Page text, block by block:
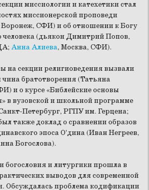
миссиологии и катехетики стал
миссионерской проповеди
Воронеж, СФИ) и об отношении к Богу
(дьякон Димитрий Попов,
Анна Алиева, Москва, СФИ).
на секции религиоведения вызвали
братотворения (Татьяна
и о курсе «Библейские основы
в вузовской и школьной программе
Петербург, РГПУ им. Герцена;
также доклад о сравнении образов
эпоса О'дина (Иван Негреев,
Богослова).
богословия и литургики прошла в
выводов для современной
Обсуждалась проблема кодификации